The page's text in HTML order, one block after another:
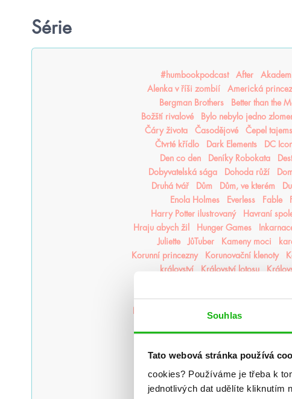
Souhlas
Tato webová stránka používá
cookies? Používáme je třeba k
jednotlivých dat udělíte kliknutím
Série
#humbookpodcast After
Alenka v říši zombií
Americká
Bergman Brothers
Better than the
Božští rivalové
Bylo nebylo jedno
Čáry života
Časodějové Čepel
Čtvrté křídlo
Dark Elements DC
Den co den
Deníky Robokata
Dobyvatelská sága
Dohoda růží
Druhá tvář
Dům Dům, ve kterém
Enola Holmes
Everless Fable
Harry Potter ilustrovaný
Havraní
Hraju abych žil
Hunger Games
Juliette
JůTuber Kameny moci
Korunní princezny
Korunovační klenoty
království
Království lotosu
Léto Léto, kdy jsem
Moře inkoustu a zlata
Moře
Nejtemnější
Nikdyuš
Noční partie Nocte Noví